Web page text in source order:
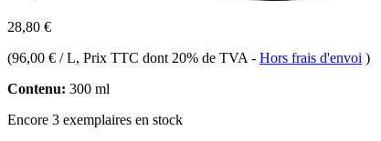
28,80 €
(96,00 € / L, Prix TTC dont 20% de TVA - Hors frais d'envoi )
Contenu: 300 ml
Encore 3 exemplaires en stock